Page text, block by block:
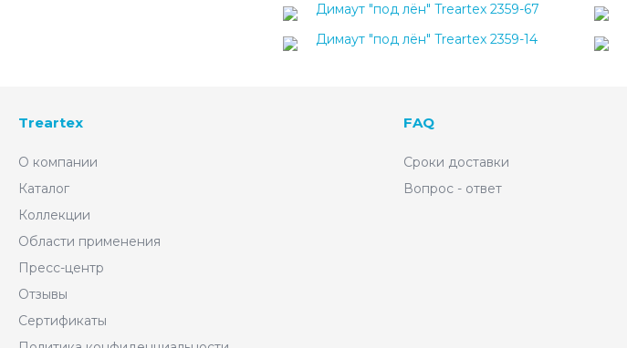
Димаут "под лён" Treartex 2359-67
Димаут "под лён" Treartex 2359-14
Treartex
О компании
Каталог
Коллекции
Области применения
Пресс-центр
Отзывы
Сертификаты
FAQ
Сроки доставки
Вопрос - ответ